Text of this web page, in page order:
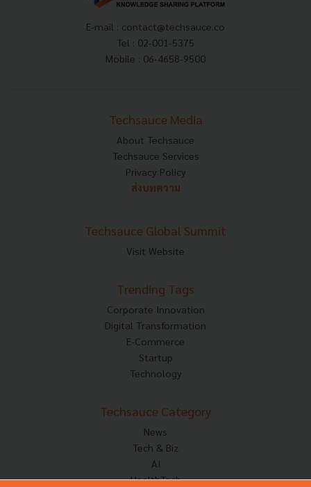
E-mail : contact@techsauce.co
Tel : 02-001-5375
Mobile : 06-4658-9500
Techsauce Media
About Techsauce
Techsauce Services
Privacy Policy
ส่งบทความ
Techsauce Global Summit
Visit Website
Trending Tags
Corporate Innovation
Digital Transformation
E-Commerce
Startup
Technology
Techsauce Category
News
Tech & Biz
AI
HealthTech